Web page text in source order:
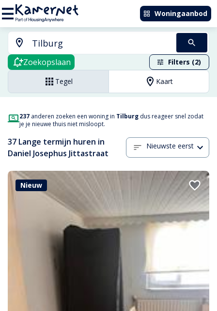
Woningaanbod
Zoekopslaan Filters (2)
Tegel Kaart
237 anderen zoeken een woning in Tilburg dus reageer snel zodat
je je nieuwe thuis niet misloopt.
37 Lange termijn huren in
Daniel Josephus Jittastraat
Nieuwste eerst
Nieuw